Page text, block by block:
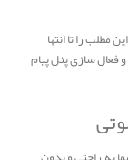
را تا انتها
سازی پنل پیام